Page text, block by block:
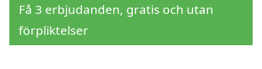
Få 3 erbjudanden, gratis och utan
förpliktelser